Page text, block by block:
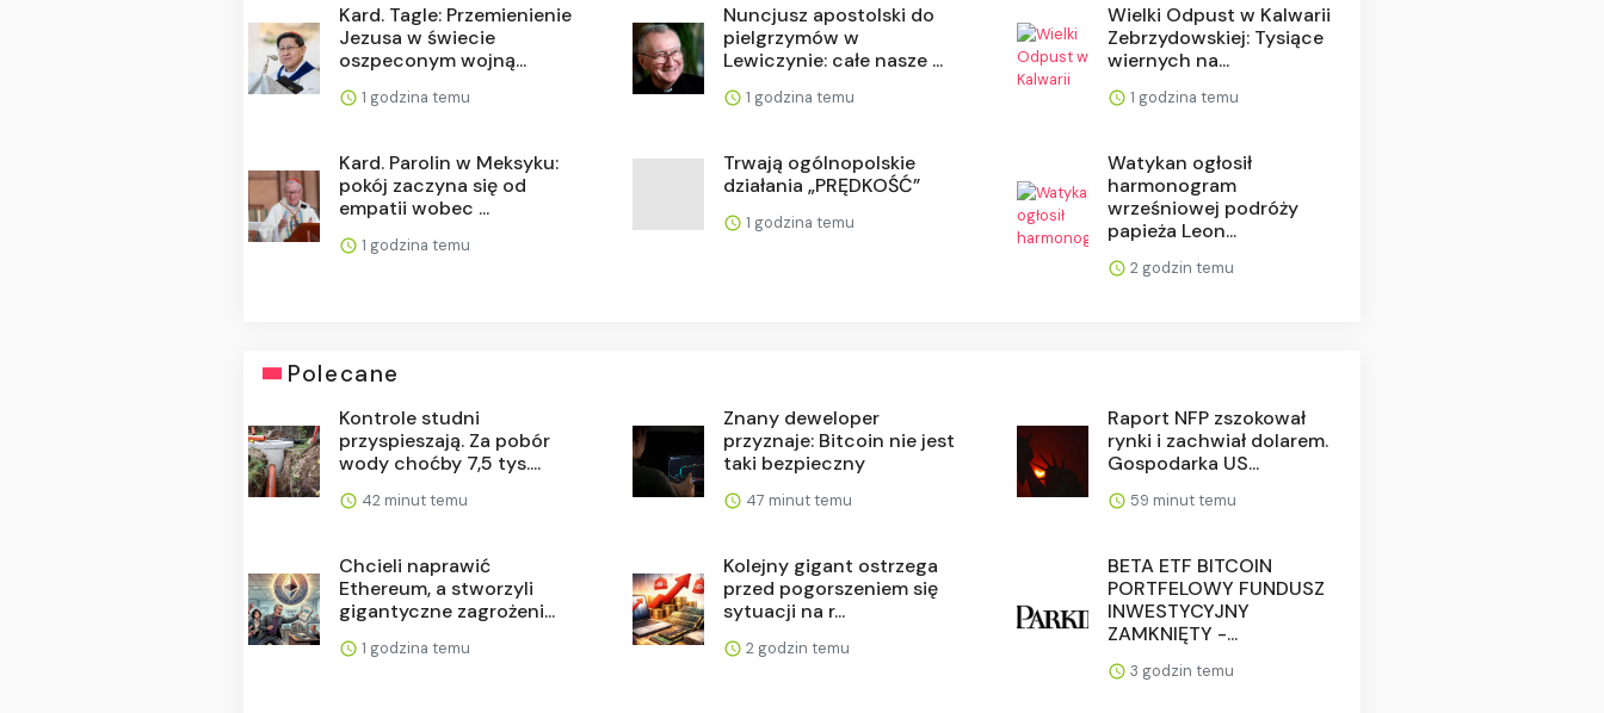
Kard. Tagle: Przemienienie
Jezusa w świecie
oszpeconym wojną...
1 godzina temu
Nuncjusz apostolski do
pielgrzymów w
Lewiczynie: całe nasze ...
1 godzina temu
Wielki Odpust w Kalwarii
Zebrzydowskiej: Tysiące
wiernych na...
1 godzina temu
Kard. Parolin w Meksyku:
pokój zaczyna się od
empatii wobec ...
1 godzina temu
Trwają ogólnopolskie
działania „PRĘDKOŚĆ”
1 godzina temu
Watykan ogłosił
harmonogram
wrześniowej podróży
papieża Leon...
2 godzin temu
Polecane
Kontrole studni
przyspieszają. Za pobór
wody choćby 7,5 tys....
42 minut temu
Znany deweloper
przyznaje: Bitcoin nie jest
taki bezpieczny
47 minut temu
Raport NFP zszokował
rynki i zachwiał dolarem.
Gospodarka US...
59 minut temu
Chcieli naprawić
Ethereum, a stworzyli
gigantyczne zagrożeni...
1 godzina temu
Kolejny gigant ostrzega
przed pogorszeniem się
sytuacji na r...
2 godzin temu
BETA ETF BITCOIN
PORTFELOWY FUNDUSZ
INWESTYCYJNY
ZAMKNIĘTY -...
3 godzin temu